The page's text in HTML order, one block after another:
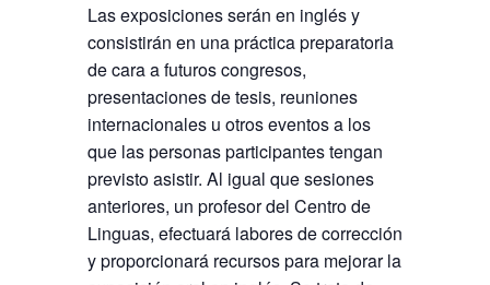
Las exposiciones serán en inglés y
consistirán en una práctica preparatoria
de cara a futuros congresos,
presentaciones de tesis, reuniones
internacionales u otros eventos a los
que las personas participantes tengan
previsto asistir. Al igual que sesiones
anteriores, un profesor del Centro de
Linguas, efectuará labores de corrección
y proporcionará recursos para mejorar la